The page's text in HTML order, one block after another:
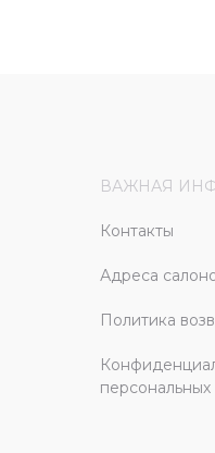
ВАЖНАЯ
Контакты
Адреса
Политика